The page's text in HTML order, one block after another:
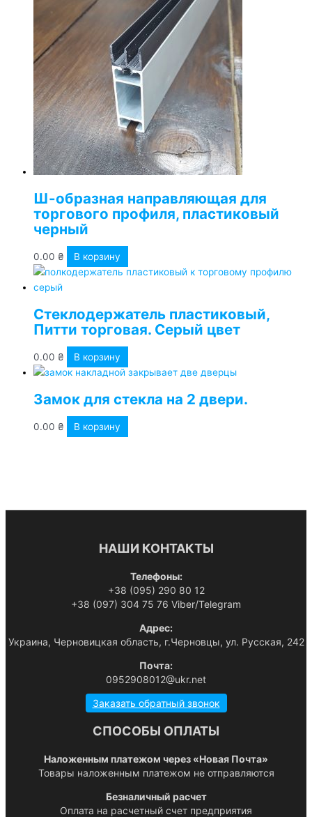
Ш-образная направляющая для
торгового профиля, пластиковый
черный
0.00 ₴ В корзину
Стеклодержатель пластиковый,
Питти торговая. Серый цвет
0.00 ₴ В корзину
Замок для стекла на 2 двери.
0.00 ₴ В корзину
НАШИ КОНТАКТЫ
Телефоны:
+38 (095) 290 80 12
+38 (097) 304 75 76 Viber/Telegram
Адрес:
Украина, Черновицкая область, г.Черновцы, ул. Русская, 242
Почта:
0952908012@ukr.net
Заказать обратный звонок
СПОСОБЫ ОПЛАТЫ
Наложенным платежом через «Новая Почта»
Товары наложенным платежом не отправляются
Безналичный расчет
Оплата на расчетный счет предприятия